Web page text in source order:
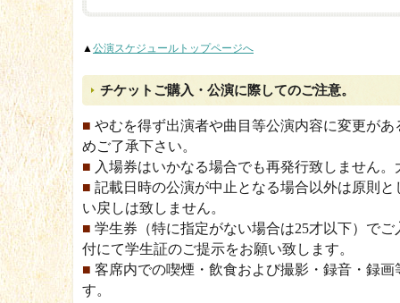
▲公演スケジュールトップページへ
チケットご購入・公演に際してのご注意。
■ やむを得ず出演者や曲目等公演内容に変更が
めご了承下さい。
■ 入場券はいかなる場合でも再発行致しません
■ 記載日時の公演が中止となる場合以外は原則
い戻しは致しません。
■ 学生券（特に指定がない場合は25才以下）で
付にて学生証のご提示をお願い致します。
■ 客席内での喫煙・飲食および撮影・録音・録
す。